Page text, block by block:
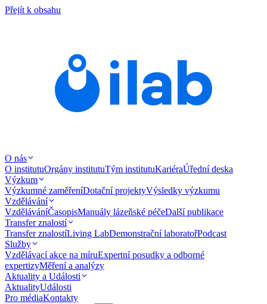
Přejít k obsahu
O nás
O institutuOrgány institutuTým institutuKariéraÚřední deska
Výzkum
Výzkumné zaměřeníDotační projektyVýsledky výzkumu
Vzdělávání
VzděláváníČasopisManuály lázeňské péčeDalší publikace
Transfer znalostí
Transfer znalostíLiving LabDemonstrační laboratořPodcast
Služby
Vzdělávací akce na míruExpertní posudky a odborné
expertizyMěření a analýzy
Aktuality a Události
AktualityUdálosti
Pro médiaKontakty